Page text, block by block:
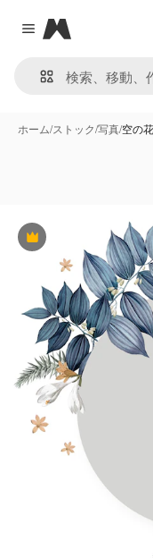
Close menu
Magnific
ホーム/ストック/写真/空の
Premium